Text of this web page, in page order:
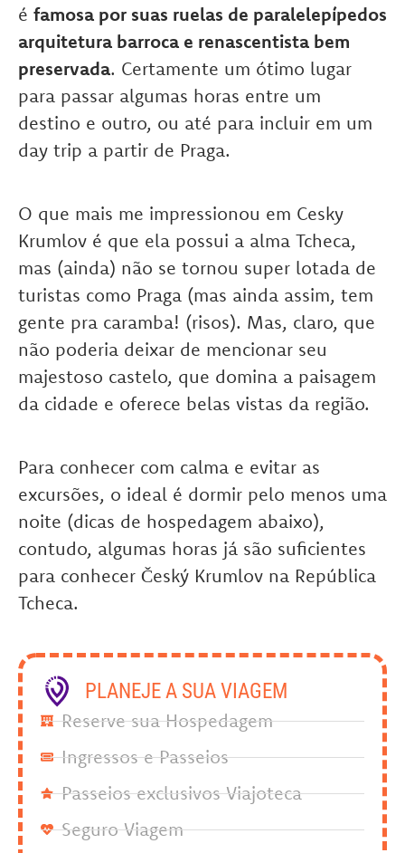
é famosa por suas ruelas de paralelepípedos
arquitetura barroca e renascentista bem
preservada. Certamente um ótimo lugar
para passar algumas horas entre um
destino e outro, ou até para incluir em um
day trip a partir de Praga.
O que mais me impressionou em Cesky
Krumlov é que ela possui a alma Tcheca,
mas (ainda) não se tornou super lotada de
turistas como Praga (mas ainda assim, tem
gente pra caramba! (risos). Mas, claro, que
não poderia deixar de mencionar seu
majestoso castelo, que domina a paisagem
da cidade e oferece belas vistas da região.
Para conhecer com calma e evitar as
excursões, o ideal é dormir pelo menos uma
noite (dicas de hospedagem abaixo),
contudo, algumas horas já são suficientes
para conhecer Český Krumlov na República
Tcheca.
PLANEJE A SUA VIAGEM
Reserve sua Hospedagem
Ingressos e Passeios
Passeios exclusivos Viajoteca
Seguro Viagem